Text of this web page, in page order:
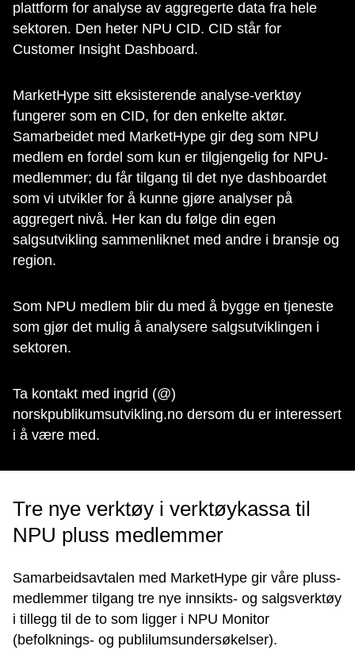
plattform for analyse av aggregerte data fra hele
sektoren. Den heter NPU CID. CID står for
Customer Insight Dashboard.
MarketHype sitt eksisterende analyse-verktøy
fungerer som en CID, for den enkelte aktør.
Samarbeidet med MarketHype gir deg som NPU
medlem en fordel som kun er tilgjengelig for NPU-
medlemmer; du får tilgang til det nye dashboardet
som vi utvikler for å kunne gjøre analyser på
aggregert nivå. Her kan du følge din egen
salgsutvikling sammenliknet med andre i bransje og
region.
Som NPU medlem blir du med å bygge en tjeneste
som gjør det mulig å analysere salgsutviklingen i
sektoren.
Ta kontakt med ingrid (@)
norskpublikumsutvikling.no dersom du er interessert
i å være med.
Tre nye verktøy i verktøykassa til
NPU pluss medlemmer
Samarbeidsavtalen med MarketHype gir våre pluss-
medlemmer tilgang tre nye innsikts- og salgsverktøy
i tillegg til de to som ligger i NPU Monitor
(befolknings- og publilumsundersøkelser).